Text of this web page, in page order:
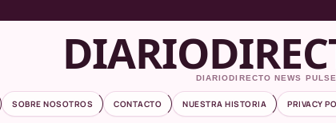
DIARIODIRECTO NEWS PULSE
SOBRE NOSOTROS CONTACTO NUESTRA HISTORIA PRIVACY